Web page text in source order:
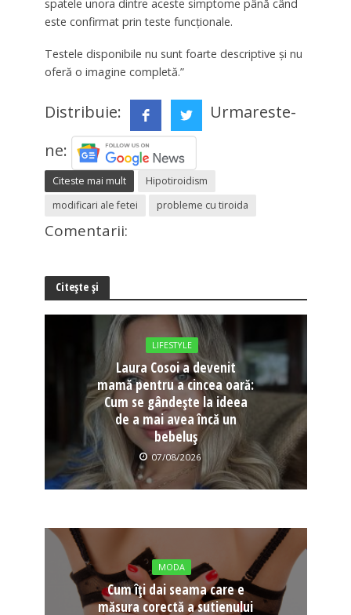
spatele unora dintre aceste simptome până când
este confirmat prin teste funcționale.
Testele disponibile nu sunt foarte descriptive și nu
oferă o imagine completă.”
Distribuie:
Urmareste-
ne:
Citeste mai mult
Hipotiroidism
modificari ale fetei
probleme cu tiroida
Comentarii:
Citește și
LIFESTYLE
Laura Cosoi a devenit
mamă pentru a cincea oară:
Cum se gândește la ideea
de a mai avea încă un
bebeluș
07/08/2026
MODA
Cum îți dai seama care e
măsura corectă a sutienului